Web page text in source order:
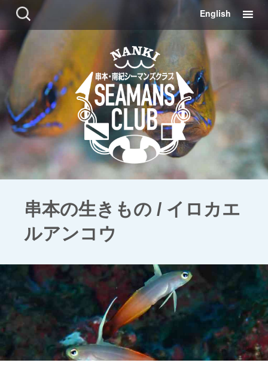
検
索:
コ
ン
ツ
に
English
串本の生きもの / イロカエ
ルアンコウ